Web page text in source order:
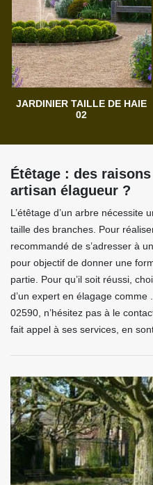
JARDINIER TAILLE DE HAIE
02
Étêtage : des
artisan élagueur ?
L’étêtage d’un arbre nécessite
taille des branches. Pour
recommandé de s’adresser à
pour objectif de donner une
partie. Pour qu’il soit réussi,
d’un expert en élagage
02590, n’hésitez pas à le
fait appel à ses services, en